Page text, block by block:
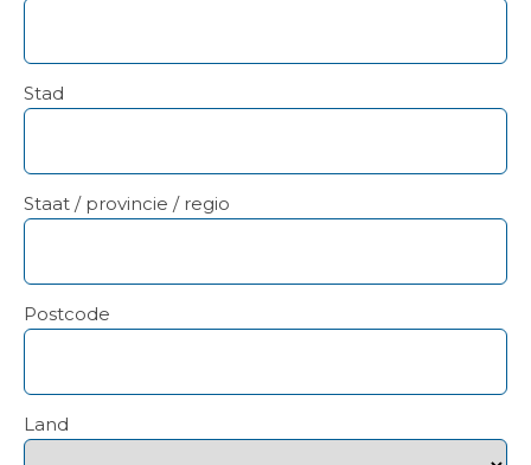
Stad
Staat / provincie / regio
Postcode
Land